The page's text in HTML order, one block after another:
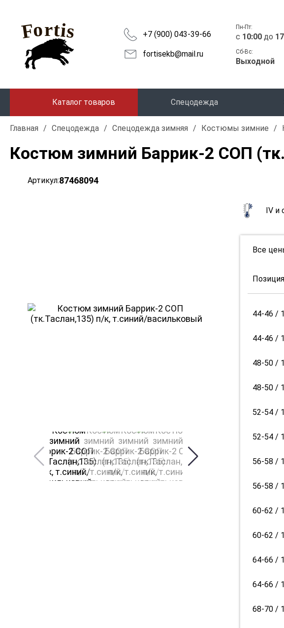
+7 (900) 043-39-66
fortisekb@mail.ru
Пн-Пт:
c 10:00 до
Сб-Вс:
Выходной
Каталог товаров Спецодежда
Главная / Спецодежда / Спецодежда зимняя / Костюмы зимние /
Костюм зимний Баррик-2 СОП
Артикул:87468094
IV и
Все
Позиция
44-46 /
44-46 /
48-50 /
48-50 /
52-54 /
52-54 /
56-58 /
56-58 /
60-62 /
60-62 /
64-66 /
64-66 /
68-70 /